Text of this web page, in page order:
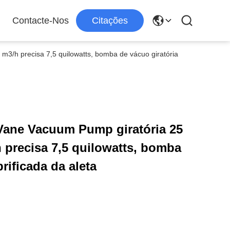
Contacte-Nos Citações
h precisa 7,5 quilowatts, bomba de vácuo giratória
Vacuum Pump giratória 25
precisa 7,5 quilowatts, bomba
da aleta